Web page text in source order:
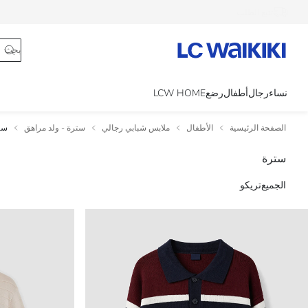
نساءرجالأطفالرضعLCW HOME
الصفحة الرئيسية الأطفال ملابس شبابي رجالي سترة - ولد مراهق
سترة
الجميعتريكو